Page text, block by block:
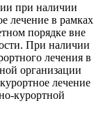
при наличии
лечение в рамках
порядке вне
При наличии
лечения в
организации
лечение
курортной